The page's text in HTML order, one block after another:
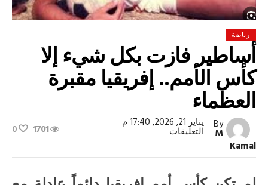
رياضة
أساطير فازت بكل شيء إلا
كأس الأمم.. إفريقيا مقبرة
العظماء
By
M
Kamal
يناير 21, 2026, 17:40 م
التعليقاتعلى
بكل
شيء
إلا
1701
0